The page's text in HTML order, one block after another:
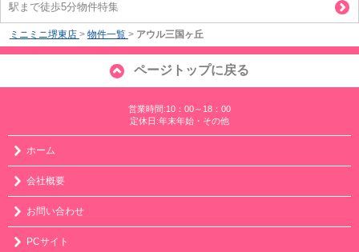
駅まで徒歩5分物件特集
ミニミニ堺東店 > 物件一覧 > アウル三国ヶ丘
ページトップに戻る
営業時間:10：00～18：00
定休日:年末年始・その他
ホーム
会社概要
お問い合わせ
PCサイト